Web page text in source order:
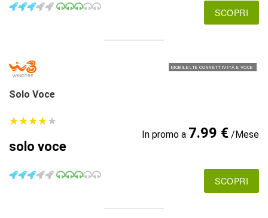
SCOPRI
MOBILE LTE CONNETTIVITÀ E VOCE
Solo Voce
★★★★★
★★★★★
solo voce
In promo a 7.99 €/Mese
SCOPRI